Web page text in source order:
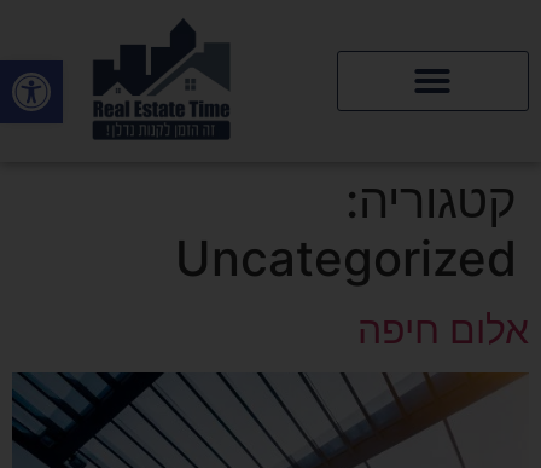
פתח
קטגוריה:
Uncategorized
אלום חיפה